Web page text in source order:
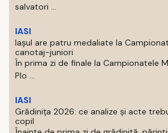
salvatori ...
IASI
Iaşul are patru medaliate la
canotaj-juniori
În prima zi de finale la Campionatele
Plo ...
IASI
Grădinița 2026: ce analize și acte
copil